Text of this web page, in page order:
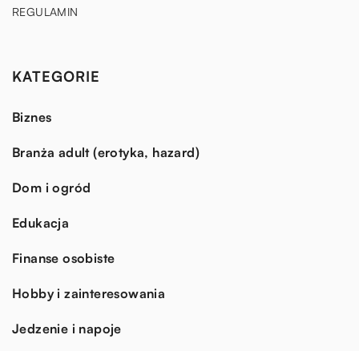
REGULAMIN
KATEGORIE
Biznes
Branża adult (erotyka, hazard)
Dom i ogród
Edukacja
Finanse osobiste
Hobby i zainteresowania
Jedzenie i napoje